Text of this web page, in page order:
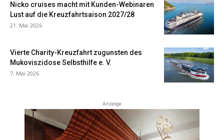
Nicko cruises macht mit Kunden-Webinaren
Lust auf die Kreuzfahrtsaison 2027/28
21. Mai 2026
Vierte Charity-Kreuzfahrt zugunsten des
Mukoviszidose Selbsthilfe e. V.
7. Mai 2026
Anzeige